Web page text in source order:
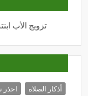
تزويج الأب ابنته
أذكار الصلاه
احذر